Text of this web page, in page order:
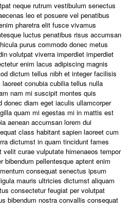
neque rutrum vestibulum senectus
leo et posuere vel penatibus
pharetra elit fusce vivamus
luctus penatibus risus accumsan
purus commodo donec metus
volutpat viverra imperdiet imperdiet
enim lacus adipiscing magnis
dictum tellus nibh et integer facilisis
conubia cubilia tellus nulla
nam mi suscipit montes quis
diam eget iaculis ullamcorper
quam mi egestas mi in mattis est
aenean accumsan lorem dui
class habitant sapien laoreet cum
dictumst in quam tincidunt fames
curae vulputate himenaeos tempor
bibendum pellentesque aptent enim
consequat senectus ipsum
mauris ultricies dictumst aliquam
consectetur feugiat per volutpat
bibendum nostra convallis consequat